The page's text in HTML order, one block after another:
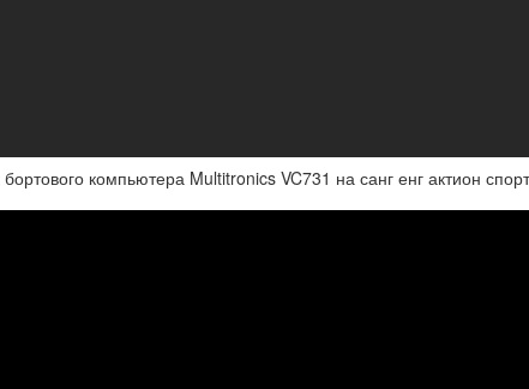
компьютера Multitronics VC731 на санг енг актион спорт